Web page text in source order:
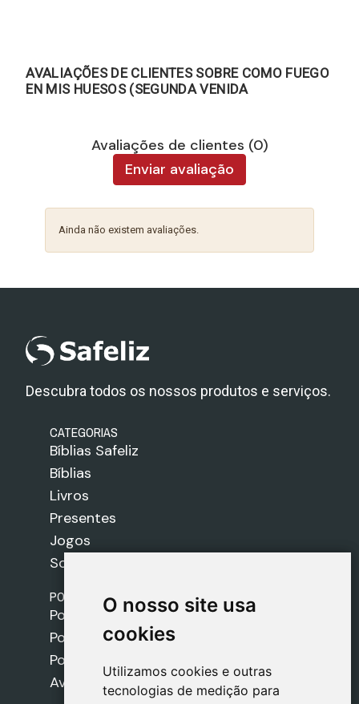
O nosso site usa
cookies
Utilizamos cookies e outras
tecnologias de medição para
O nosso site usa
cookies
Utilizamos cookies e outras
tecnologias de medição para
AVALIAÇÕES DE CLIENTES SOBRE COMO FUEGO
EN MIS HUESOS (SEGUNDA VENIDA
Avaliações de clientes (0)
Enviar avaliação
Ainda não existem avaliações.
Descubra todos os nossos produtos e serviços.
CATEGORIAS
Bíblias Safeliz
Bíblias
Livros
Presentes
Jogos
Sobre nós
POLÍTICAS
Política de Envios
Política de Cookies
Política de Privacidade
Aviso Legal